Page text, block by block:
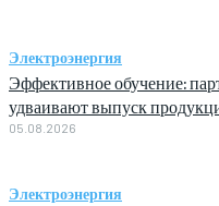
Электроэнергия
Эффективное обучение:
удваивают выпуск
05.08.2026
Электроэнергия